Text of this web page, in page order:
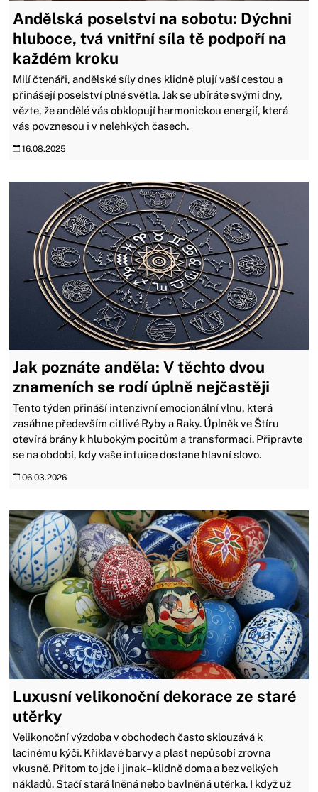
Andělská poselství na sobotu: Dýchni
hluboce, tvá vnitřní síla tě podpoří na
každém kroku
Milí čtenáři, andělské síly dnes klidně plují vaší cestou a
přinášejí poselství plné světla. Jak se ubíráte svými dny,
vězte, že andělé vás obklopují harmonickou energií, která
vás povznesou i v nelehkých časech.
16.08.2025
Jak poznáte anděla: V těchto dvou
znameních se rodí úplně nejčastěji
Tento týden přináší intenzivní emocionální vlnu, která
zasáhne především citlivé Ryby a Raky. Úplněk ve Štíru
otevírá brány k hlubokým pocitům a transformaci. Připravte
se na období, kdy vaše intuice dostane hlavní slovo.
06.03.2026
Luxusní velikonoční dekorace ze staré
utěrky
Velikonoční výzdoba v obchodech často sklouzává k
lacinému kýči. Křiklavé barvy a plast nepůsobí zrovna
vkusně. Přitom to jde i jinak – klidně doma a bez velkých
nákladů. Stačí stará lněná nebo bavlněná utěrka. I když už